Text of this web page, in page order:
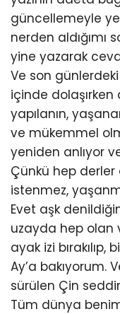
güncellemeyle
nerden aldığımı
yine yazarak
Ve son
içinde dolaşırken
yapılanın,
ve mükemmel
yeniden anlıyor
Çünkü hep derler
istenmez,
Evet aşk
uzayda hep olan
ayak izi
Ay’a bakıyorum.
sürülen Çin
Tüm dünya